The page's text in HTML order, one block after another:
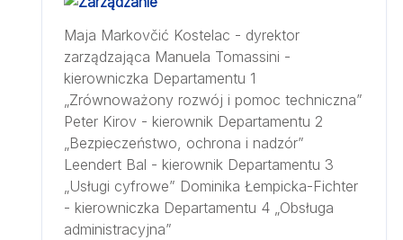
Maja Markovčić Kostelac - dyrektor
zarządzająca Manuela Tomassini -
kierowniczka Departamentu 1
„Zrównoważony rozwój i pomoc techniczna”
Peter Kirov - kierownik Departamentu 2
„Bezpieczeństwo, ochrona i nadzór”
Leendert Bal - kierownik Departamentu 3
„Usługi cyfrowe” Dominika Łempicka-Fichter
- kierowniczka Departamentu 4 „Obsługa
administracyjna”